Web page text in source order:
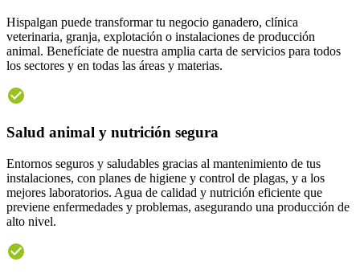
Hispalgan puede transformar tu negocio ganadero, clínica
veterinaria, granja, explotación o instalaciones de producción
animal. Benefíciate de nuestra amplia carta de servicios para todos
los sectores y en todas las áreas y materias.
Salud animal y nutrición segura
Entornos seguros y saludables gracias al mantenimiento de tus
instalaciones, con planes de higiene y control de plagas, y a los
mejores laboratorios. Agua de calidad y nutrición eficiente que
previene enfermedades y problemas, asegurando una producción de
alto nivel.